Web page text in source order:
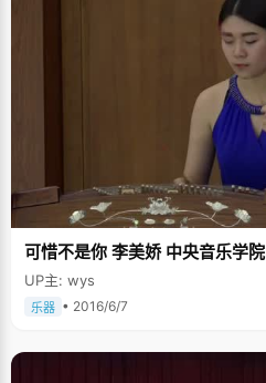
可惜不是你 李美娇 中央音乐学院
UP主: wys
乐器 • 2016/6/7